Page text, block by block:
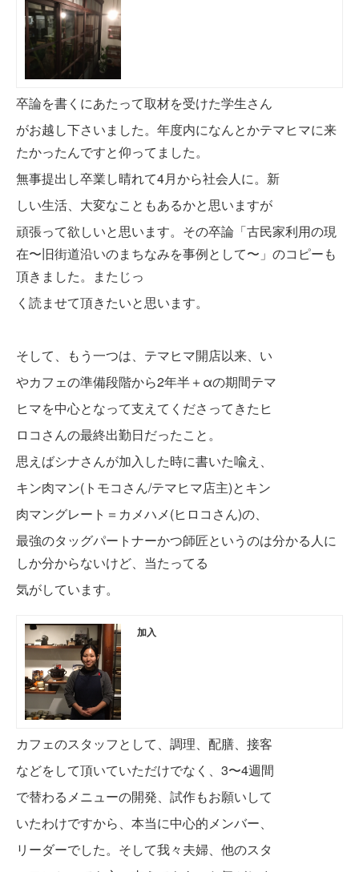
卒論を書くにあたって取材を受けた学生さん
がお越し下さいました。年度内になんとかテマヒマに来
たかったんですと仰ってました。
無事提出し卒業し晴れて4月から社会人に。新
しい生活、大変なこともあるかと思いますが
頑張って欲しいと思います。その卒論「古民家利用の現
在〜旧街道沿いのまちなみを事例として〜」のコピーも
頂きました。またじっ
く読ませて頂きたいと思います。
そして、もう一つは、テマヒマ開店以来、い
やカフェの準備段階から2年半＋αの期間テマ
ヒマを中心となって支えてくださってきたヒ
ロコさんの最終出勤日だったこと。
思えばシナさんが加入した時に書いた喩え、
キン肉マン(トモコさん/テマヒマ店主)とキン
肉マングレート＝カメハメ(ヒロコさん)の、
最強のタッグパートナーかつ師匠というのは分かる人に
しか分からないけど、当たってる
気がしています。
加入
カフェのスタッフとして、調理、配膳、接客
などをして頂いていただけでなく、3〜4週間
で替わるメニューの開発、試作もお願いして
いたわけですから、本当に中心的メンバー、
リーダーでした。そして我々夫婦、他のスタ